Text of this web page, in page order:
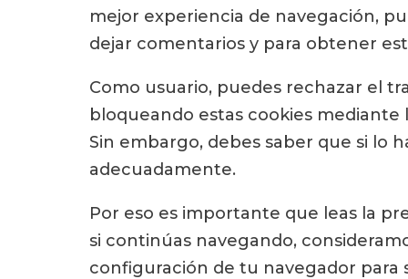
mejor experiencia de navegación,
dejar comentarios y para obtener
Como usuario, puedes rechazar el
bloqueando estas cookies
Sin embargo, debes saber que si lo
adecuadamente.
Por eso es importante que leas la
si continúas navegando,
configuración de tu navegador para